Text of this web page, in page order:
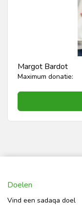
Margot Bardot
Maximum donatie:
Doelen
Vind een sadaqa doel